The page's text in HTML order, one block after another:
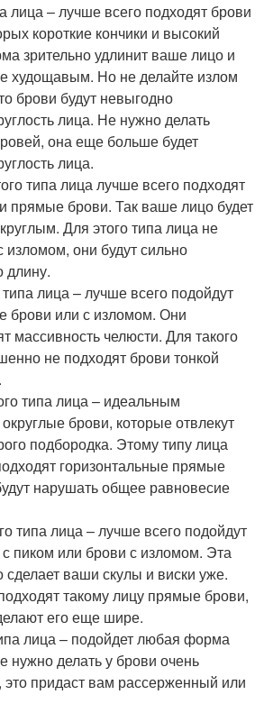
лица – лучше всего подходят брови
короткие кончики и высокий
зрительно удлинит ваше лицо и
худощавым. Но не делайте излом
брови будут невыгодно
лица. Не нужно делать
она еще больше будет
лица.
типа лица лучше всего подходят
прямые брови. Так ваше лицо будет
Для этого типа лица не
изломом, они будут сильно
длину.
лица – лучше всего подойдут
брови или с изломом. Они
массивность челюсти. Для такого
не подходят брови тонкой
типа лица – идеальным
брови, которые отвлекут
подбородка. Этому типу лица
горизонтальные прямые
нарушать общее равновесие
типа лица – лучше всего подойдут
пиком или брови с изломом. Эта
ваши скулы и виски уже.
такому лицу прямые брови,
его еще шире.
лица – подойдет любая форма
нужно делать у брови очень
придаст вам рассерженный или